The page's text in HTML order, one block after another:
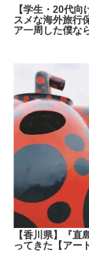
【学生・20代
スメな海外旅行
ア一周した僕な
【香川県】『
ってきた【アー